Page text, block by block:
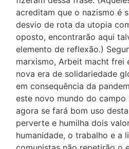
acreditam que o nazismo é
desvio de rota da utopia
oposto, encontrarão aqui
elemento de reflexão.)
marxismo, Arbeit macht frei
nova era de solidariedade
em consequência da
este novo mundo do
agora se fará bom uso
perverte e humilha dois
humanidade, o trabalho e a